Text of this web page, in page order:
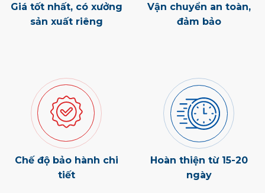
Giá tốt nhất, có xưởng
sản xuất riêng
Vận chuyển an toàn,
đảm bảo
Chế độ bảo hành chi
tiết
Hoàn thiện từ 15-20
ngày